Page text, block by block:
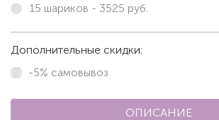
15 шариков - 3525 руб.
Дополнительные скидки:
-5% самовывоз
ОПИСАНИЕ